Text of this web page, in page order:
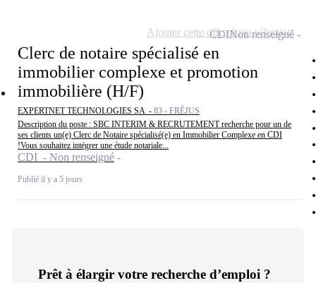
Clerc de notaire spécialisé en
immobilier complexe et promotion
immobilière (H/F)
EXPERTNET TECHNOLOGIES SA - 83 - FRÉJUS
Description du poste : SBC INTERIM & RECRUTEMENT recherche pour un de
ses clients un(e) Clerc de Notaire spécialisé(e) en Immobilier Complexe en CDI
!Vous souhaitez intégrer une étude notariale...
CDI - Non renseigné
Publié il y a 5 jours
CDINon renseigné
Ajouter cette offre à ma sélection
Prêt à élargir votre recherche d’emploi ?